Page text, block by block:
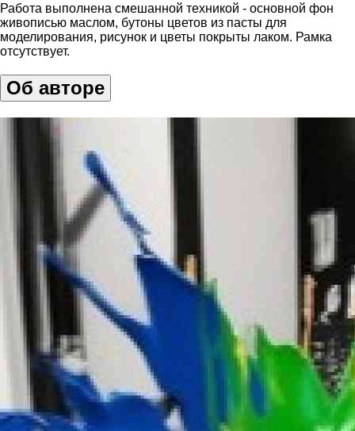
Работа выполнена смешанной техникой - основной фон
живописью маслом, бутоны цветов из пасты для
моделирования, рисунок и цветы покрыты лаком. Рамка
отсутствует.
Об авторе